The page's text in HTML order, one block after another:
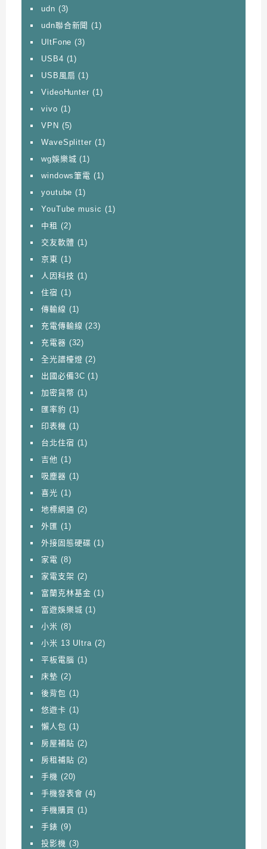
udn (3)
udn聯合新聞 (1)
UltFone (3)
USB4 (1)
USB風扇 (1)
VideoHunter (1)
vivo (1)
VPN (5)
WaveSplitter (1)
wg娛樂城 (1)
windows筆電 (1)
youtube (1)
YouTube music (1)
中租 (2)
交友軟體 (1)
京東 (1)
人因科技 (1)
住宿 (1)
傳輸線 (1)
充電傳輸線 (23)
充電器 (32)
全光譜檯燈 (2)
出國必備3C (1)
加密貨幣 (1)
匯率豹 (1)
印表機 (1)
台北住宿 (1)
吉他 (1)
吸塵器 (1)
喜光 (1)
地標網通 (2)
外匯 (1)
外接固態硬碟 (1)
家電 (8)
家電支架 (2)
富蘭克林基金 (1)
富遊娛樂城 (1)
小米 (8)
小米 13 Ultra (2)
平板電腦 (1)
床墊 (2)
後背包 (1)
悠遊卡 (1)
懶人包 (1)
房屋補貼 (2)
房租補貼 (2)
手機 (20)
手機發表會 (4)
手機購買 (1)
手錶 (9)
投影機 (3)